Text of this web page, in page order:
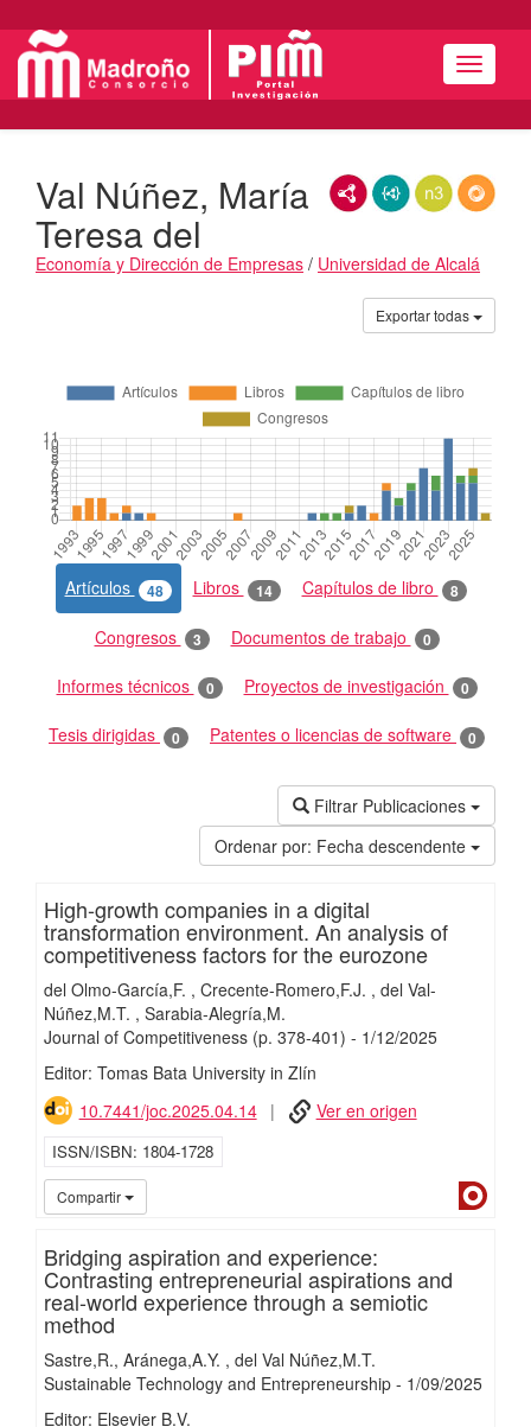
Menú
RDF/XMLJSON-LDN3/Turtle
Val Núñez, María
Teresa del
Economía y Dirección de Empresas / Universidad de Alcalá
Exportar todas
Artículos 48 Libros 14 Capítulos de libro 8
Congresos 3 Documentos de trabajo 0
Informes técnicos 0 Proyectos de investigación 0
Tesis dirigidas 0 Patentes o licencias de software 0
Filtrar Publicaciones
Ordenar por: Fecha descendente
High-growth companies in a digital
transformation environment. An analysis of
competitiveness factors for the eurozone
del Olmo-García,F. Crecente-Romero,F.J.
del Val-
Núñez,M.T.
Sarabia-Alegría,M.
Journal of Competitiveness (p. 378-401) - 1/12/2025
Editor: Tomas Bata University in Zlín
10.7441/joc.2025.04.14
Ver en origen
ISSN/ISBN 1804-1728
Compartir
Bridging aspiration and experience:
Contrasting entrepreneurial aspirations and
real-world experience through a semiotic
method
Sastre,R. Aránega,A.Y.
del Val Núñez,M.T.
Sustainable Technology and Entrepreneurship- 1/09/2025
Editor: Elsevier B.V.